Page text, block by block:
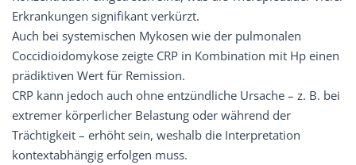
Erkrankungen signifikant verkürzt.
Auch bei systemischen Mykosen wie der pulmonalen
Coccidioidomykose zeigte CRP in Kombination mit Hp einen
prädiktiven Wert für Remission.
CRP kann jedoch auch ohne entzündliche Ursache – z. B. bei
extremer körperlicher Belastung oder während der
Trächtigkeit – erhöht sein, weshalb die Interpretation
kontextabhängig erfolgen muss.